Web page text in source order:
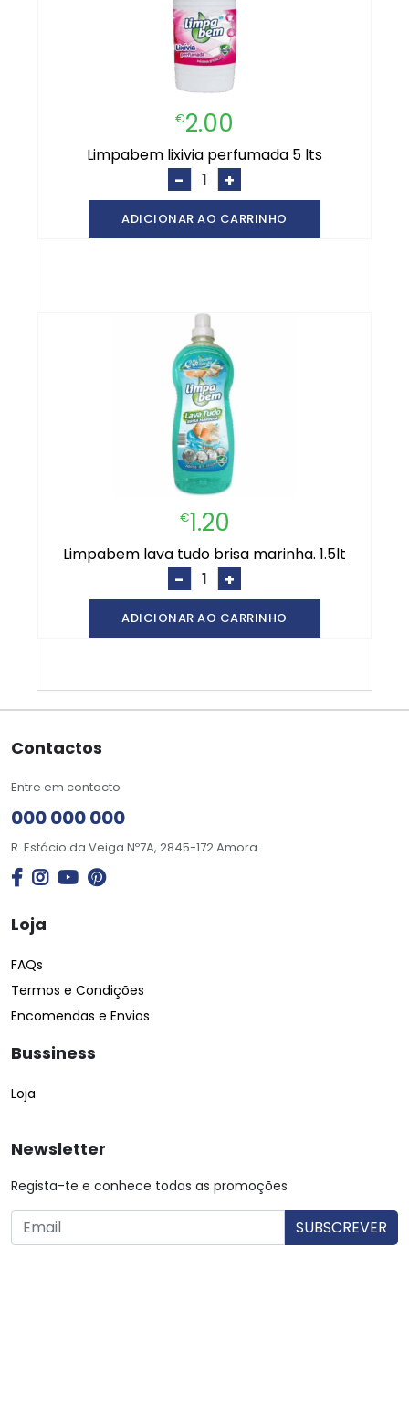
€2.00
limpabem lixivia perfumada 5 lts
- +
ADICIONAR AO CARRINHO
€1.20
limpabem lava tudo brisa marinha. 1.5lt
- +
ADICIONAR AO CARRINHO
Contactos
Entre em contacto
000 000 000
R. Estácio da Veiga Nº7A, 2845-172 Amora
Loja
FAQs
Termos e Condições
Encomendas e Envios
Bussiness
Loja
Newsletter
Regista-te e conhece todas as promoções